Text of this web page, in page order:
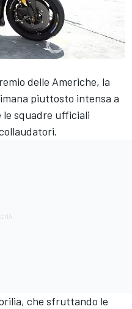
delle Americhe, la
piuttosto intensa a
squadre ufficiali
che sfruttando le